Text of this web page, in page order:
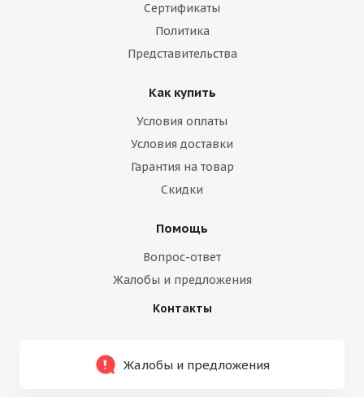
Сертификаты
Политика
Представительства
Как купить
Условия оплаты
Условия доставки
Гарантия на товар
Скидки
Помощь
Вопрос-ответ
Жалобы и предложения
Контакты
Жалобы и предложения